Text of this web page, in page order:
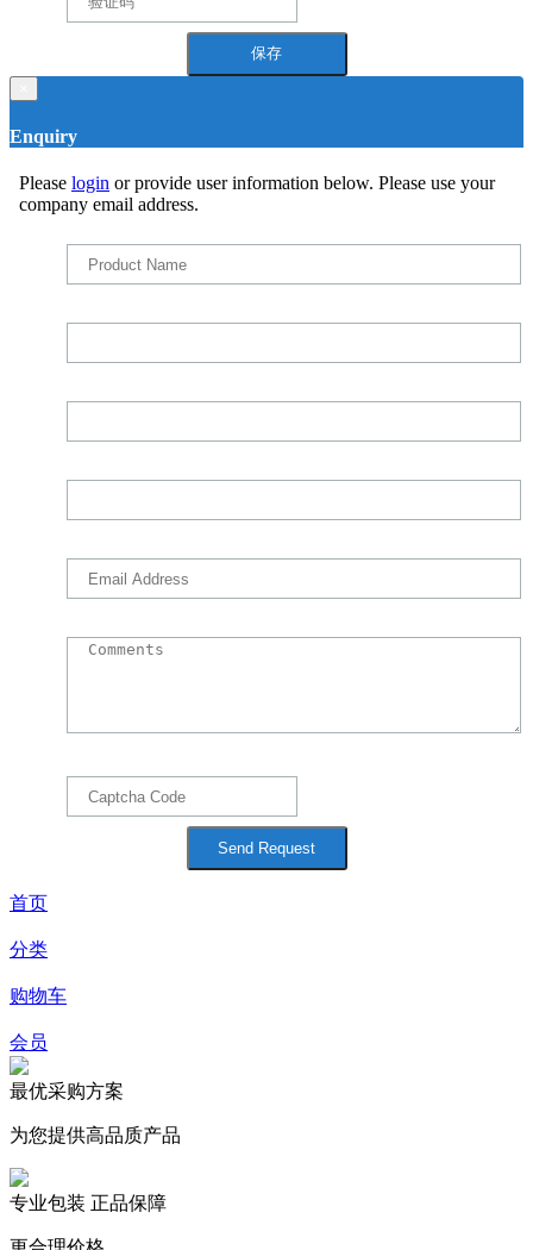
Enquiry
Please login or provide user information below. Please use your
company email address.
首页
分类
购物车
会员
最优采购方案
为您提供高品质产品
专业包装 正品保障